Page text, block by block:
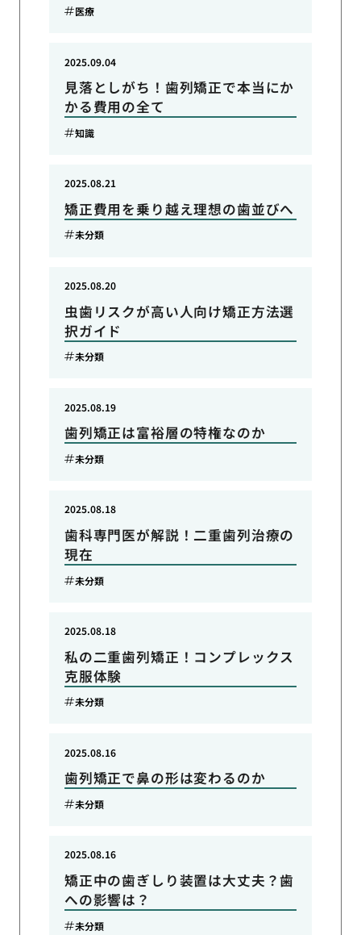
医療
見落としがち！歯列矯正で本当にか
かる費用の全て
2025.09.04
知識
矯正費用を乗り越え理想の歯並びへ
2025.08.21
未分類
虫歯リスクが高い人向け矯正方法選
択ガイド
2025.08.20
未分類
歯列矯正は富裕層の特権なのか
2025.08.19
未分類
歯科専門医が解説！二重歯列治療の
現在
2025.08.18
未分類
私の二重歯列矯正！コンプレックス
克服体験
2025.08.18
未分類
歯列矯正で鼻の形は変わるのか
2025.08.16
未分類
矯正中の歯ぎしり装置は大丈夫？歯
への影響は？
2025.08.16
未分類